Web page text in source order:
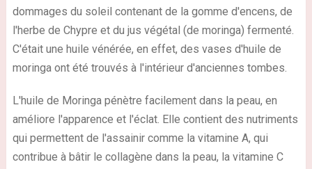
dommages du soleil contenant de la gomme d'encens, de
l'herbe de Chypre et du jus végétal (de moringa) fermenté.
C'était une huile vénérée, en effet, des vases d'huile de
moringa ont été trouvés à l'intérieur d'anciennes tombes.
L'huile de Moringa pénètre facilement dans la peau, en
améliore l'apparence et l'éclat. Elle contient des nutriments
qui permettent de l'assainir comme la vitamine A, qui
contribue à bâtir le collagène dans la peau, la vitamine C